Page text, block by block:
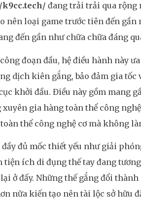
đang trải trải qua rộng
nên loại game trước tiên đến
đến gần như chữa chữa đáng
đoạn đầu, hệ điều hành này
dịch kiên gắng, bảo đảm gia tốc
khởi đầu. Điều này gồm mang
xuyên gia hàng toàn thể công
thể công nghệ cơ mà không
đầy đủ mốc thiết yếu như giải
tiện ích di đụng thế tay đang
ở đấy. Những thế gắng đổi
nữa kiến tạo nên tài lộc sở hữu